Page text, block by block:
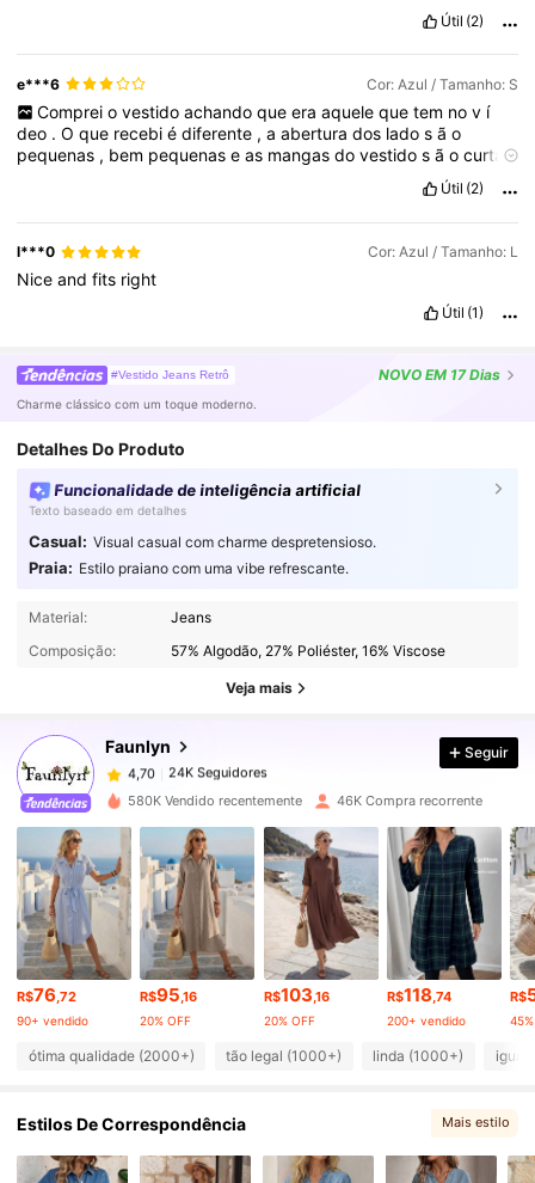
Útil (2)
e***6 Cor: Azul / Tamanho: S
Comprei o vestido achando que era aquele que tem no v í
deo .Oque recebiédiferente ,aaberturados ladosão
pequenas , bem pequenaseas mangasdovestidosãocurta.
do
Útil (2)
l***0 Cor: Azul / Tamanho: L
Niceandfits right
Útil (1)
#Vestido Jeans Retrô NOVO EM 17 Dias
Charme clássico com um toque moderno.
Detalhes Do Produto
Funcionalidade de inteligência artificial
Texto baseado em detalhes
Casual: Visual casual com charme despretensioso.
Praia: Estilo praiano com uma vibe refrescante.
Material:
Jeans
Composição:
57% Algodão, 27% Poliéster, 16% Viscose
Veja mais
Faunlyn
24K Seguidores
4,70
24K Seguidores
m***s pago1 dia atrás
4,70 24K Seguidores
4,70 24K Seguidores
4,70 24K Seguidores
4,70 24K Seguidores
4,70 24K Seguidores
Seguir
580K Vendido recentemente 46K Compra recorrente
R$76,72
90+ vendido
R$95,16
20% OFF
R$103,16
20% OFF
R$118,74
200+ vendido
R$
ótima qualidade (2000+) tão legal (1000+) linda (1000+) igual
Estilos De Correspondência
Mais estilo
, Você pode gostar